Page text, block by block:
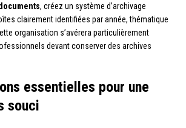
, créez un système d’archivage
clairement identifiées par année, thématique
organisation s’avérera particulièrement
devant conserver des archives
essentielles pour une
souci